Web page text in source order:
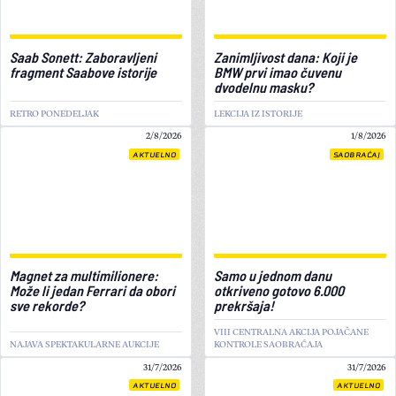
Saab Sonett: Zaboravljeni
fragment Saabove istorije
RETRO PONEDELJAK
Zanimljivost dana: Koji je
BMW prvi imao čuvenu
dvodelnu masku?
LEKCIJA IZ ISTORIJE
AKTUELNO
2/8/2026
Magnet za multimilionere:
Može li jedan Ferrari da obori
sve rekorde?
NAJAVA SPEKTAKULARNE AUKCIJE
SAOBRAĆAJ
1/8/2026
Samo u jednom danu
otkriveno gotovo 6.000
prekršaja!
VIII CENTRALNA AKCIJA POJAČANE
KONTROLE SAOBRAĆAJA
AKTUELNO
31/7/2026
AKTUELNO
31/7/2026